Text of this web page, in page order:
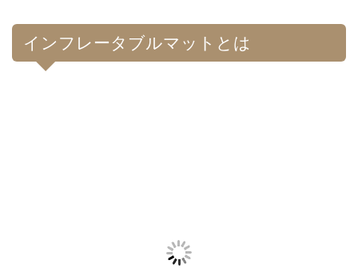
インフレータブルマットとは